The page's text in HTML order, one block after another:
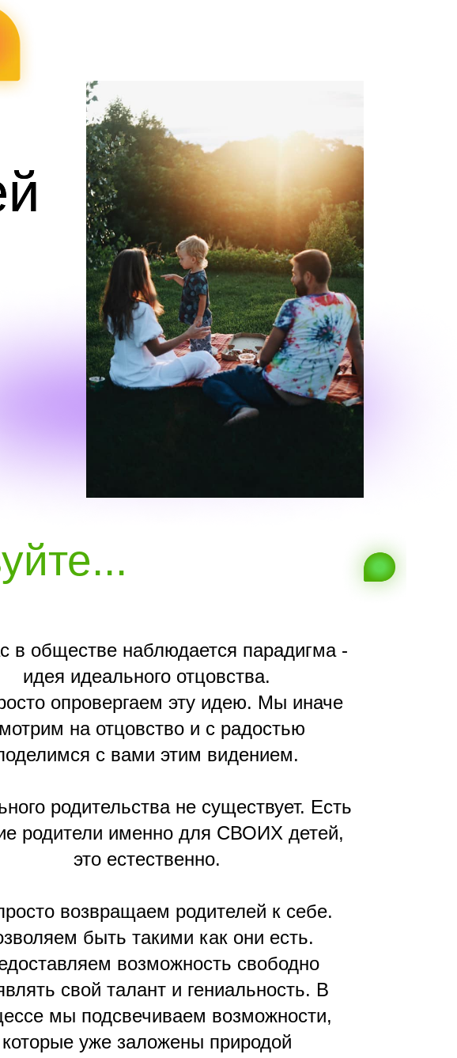
в обществе наблюдается парадигма -
идея идеального отцовства.
опровергаем эту идею. Мы иначе
на отцовство и с радостью
с вами этим видением.
родительства не существует. Есть
родители именно для СВОИХ детей,
это естественно.
возвращаем родителей к себе.
быть такими как они есть.
возможность свободно
свой талант и гениальность. В
мы подсвечиваем возможности,
которые уже заложены природой